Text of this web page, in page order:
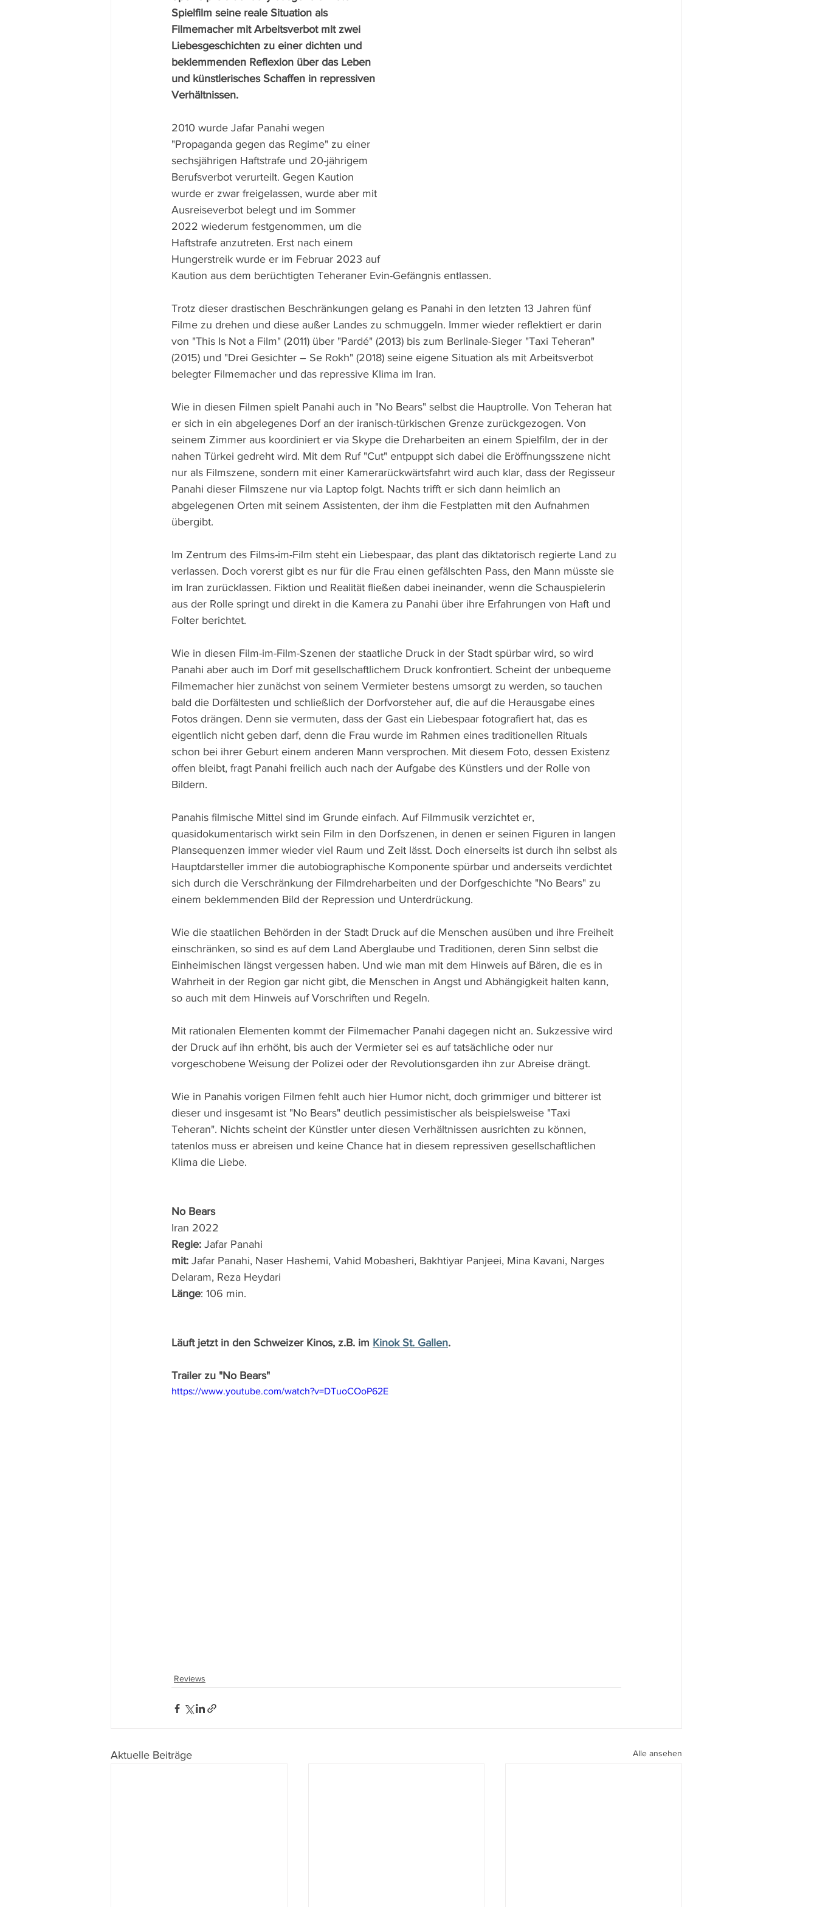
Spielfilm seine reale Situation als
Filmemacher mit Arbeitsverbot mit zwei
Liebesgeschichten zu einer dichten und
beklemmenden Reflexion über das Leben
und künstlerisches Schaffen in repressiven
Verhältnissen.
2010 wurde Jafar Panahi wegen
"Propaganda gegen das Regime" zu einer
sechsjährigen Haftstrafe und 20-jährigem
Berufsverbot verurteilt. Gegen Kaution
wurde er zwar freigelassen, wurde aber mit
Ausreiseverbot belegt und im Sommer
2022 wiederum festgenommen, um die
Haftstrafe anzutreten. Erst nach einem
Hungerstreik wurde er im Februar 2023 auf
Kaution aus dem berüchtigten Teheraner Evin-Gefängnis entlassen.
Trotz dieser drastischen Beschränkungen gelang es Panahi in den letzten 13 Jahren fünf
Filme zu drehen und diese außer Landes zu schmuggeln. Immer wieder reflektiert er darin
von "This Is Not a Film" (2011) über "Pardé" (2013) bis zum Berlinale-Sieger "Taxi Teheran"
(2015) und "Drei Gesichter – Se Rokh" (2018) seine eigene Situation als mit Arbeitsverbot
belegter Filmemacher und das repressive Klima im Iran.
Wie in diesen Filmen spielt Panahi auch in "No Bears" selbst die Hauptrolle. Von Teheran hat
er sich in ein abgelegenes Dorf an der iranisch-türkischen Grenze zurückgezogen. Von
seinem Zimmer aus koordiniert er via Skype die Dreharbeiten an einem Spielfilm, der in der
nahen Türkei gedreht wird. Mit dem Ruf "Cut" entpuppt sich dabei die Eröffnungsszene nicht
nur als Filmszene, sondern mit einer Kamerarückwärtsfahrt wird auch klar, dass der Regisseur
Panahi dieser Filmszene nur via Laptop folgt. Nachts trifft er sich dann heimlich an
abgelegenen Orten mit seinem Assistenten, der ihm die Festplatten mit den Aufnahmen
übergibt.
Im Zentrum des Films-im-Film steht ein Liebespaar, das plant das diktatorisch regierte Land zu
verlassen. Doch vorerst gibt es nur für die Frau einen gefälschten Pass, den Mann müsste sie
im Iran zurücklassen. Fiktion und Realität fließen dabei ineinander, wenn die Schauspielerin
aus der Rolle springt und direkt in die Kamera zu Panahi über ihre Erfahrungen von Haft und
Folter berichtet.
Wie in diesen Film-im-Film-Szenen der staatliche Druck in der Stadt spürbar wird, so wird
Panahi aber auch im Dorf mit gesellschaftlichem Druck konfrontiert. Scheint der unbequeme
Filmemacher hier zunächst von seinem Vermieter bestens umsorgt zu werden, so tauchen
bald die Dorfältesten und schließlich der Dorfvorsteher auf, die auf die Herausgabe eines
Fotos drängen. Denn sie vermuten, dass der Gast ein Liebespaar fotografiert hat, das es
eigentlich nicht geben darf, denn die Frau wurde im Rahmen eines traditionellen Rituals
schon bei ihrer Geburt einem anderen Mann versprochen. Mit diesem Foto, dessen Existenz
offen bleibt, fragt Panahi freilich auch nach der Aufgabe des Künstlers und der Rolle von
Bildern.
Panahis filmische Mittel sind im Grunde einfach. Auf Filmmusik verzichtet er,
quasidokumentarisch wirkt sein Film in den Dorfszenen, in denen er seinen Figuren in langen
Plansequenzen immer wieder viel Raum und Zeit lässt. Doch einerseits ist durch ihn selbst als
Hauptdarsteller immer die autobiographische Komponente spürbar und anderseits verdichtet
sich durch die Verschränkung der Filmdreharbeiten und der Dorfgeschichte "No Bears" zu
einem beklemmenden Bild der Repression und Unterdrückung.
Wie die staatlichen Behörden in der Stadt Druck auf die Menschen ausüben und ihre Freiheit
einschränken, so sind es auf dem Land Aberglaube und Traditionen, deren Sinn selbst die
Einheimischen längst vergessen haben. Und wie man mit dem Hinweis auf Bären, die es in
Wahrheit in der Region gar nicht gibt, die Menschen in Angst und Abhängigkeit halten kann,
so auch mit dem Hinweis auf Vorschriften und Regeln.
Mit rationalen Elementen kommt der Filmemacher Panahi dagegen nicht an. Sukzessive wird
der Druck auf ihn erhöht, bis auch der Vermieter sei es auf tatsächliche oder nur
vorgeschobene Weisung der Polizei oder der Revolutionsgarden ihn zur Abreise drängt.
Wie in Panahis vorigen Filmen fehlt auch hier Humor nicht, doch grimmiger und bitterer ist
dieser und insgesamt ist "No Bears" deutlich pessimistischer als beispielsweise "Taxi
Teheran". Nichts scheint der Künstler unter diesen Verhältnissen ausrichten zu können,
tatenlos muss er abreisen und keine Chance hat in diesem repressiven gesellschaftlichen
Klima die Liebe.
No Bears
Iran 2022
Regie: Jafar Panahi
mit: Jafar Panahi, Naser Hashemi, Vahid Mobasheri, Bakhtiyar Panjeei, Mina Kavani, Narges
Delaram, Reza Heydari
Länge: 106 min.
Läuft jetzt in den Schweizer Kinos, z.B. im Kinok St. Gallen.
Trailer zu "No Bears"
https://www.youtube.com/watch?v=DTuoCOoP62E
Reviews
Aktuelle Beiträge Alle ansehen